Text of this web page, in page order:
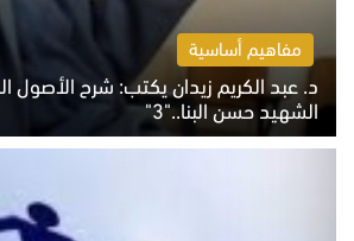
مفاهيم أساسية
د. عبد الكريم زيدان يكتب: شرح الأصول
الشهيد حسن البنا.."3"
الثلاثاء 4 أغسطس 2026 01:04 م